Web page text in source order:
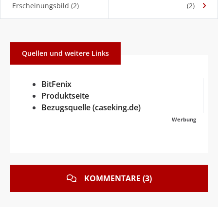
Erscheinungsbild (2) (2)
Quellen und weitere Links
BitFenix
Produktseite
Bezugsquelle (caseking.de)
Werbung
KOMMENTARE (3)